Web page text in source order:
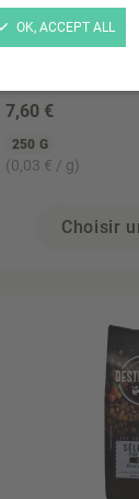
OK, ACCEPT ALL
DESTINATION
Café moulu
7,60 €
250 G
(0,03 € / g)
Choisir